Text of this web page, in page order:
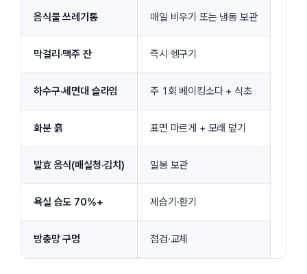
음식물 쓰레기통 매일 비우기 또는 냉동 보관
막걸리·맥주 잔 즉시 헹구기
하수구·세면대 슬라임 주 1회 베이킹소다 + 식초
화분 흙 표면 마르게 + 모래 덮기
발효 음식(매실청·김치) 밀봉 보관
욕실 습도 70%+ 제습기·환기
방충망 구멍 점검·교체